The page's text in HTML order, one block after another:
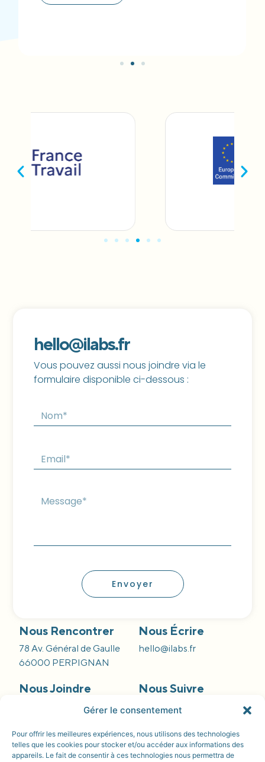
Gérer le consentement
Pour offrir les meilleures expériences, nous utilisons des technologies
telles que les cookies pour stocker et/ou accéder aux informations des
appareils. Le fait de consentir à ces technologies nous permettra de
hello@ilabs.fr
Vous pouvez aussi nous joindre via le
formulaire disponible ci-dessous :
Envoyer
Nous Rencontrer
78 Av. Général de Gaulle
66000 PERPIGNAN
Nous Écrire
hello@ilabs.fr
Nous Joindre Nous Suivre